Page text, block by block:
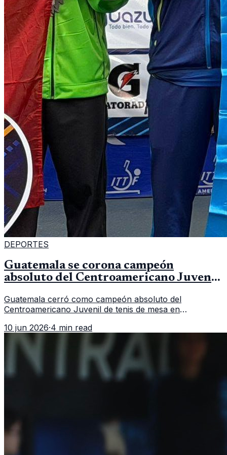
DEPORTES
Guatemala se corona campeón
absoluto del Centroamericano Juvenil
Guatemala cerró como campeón absoluto del
Centroamericano Juvenil de tenis de mesa en
cobertura oficial difundida por CDAG.
10 jun 2026·4 min read